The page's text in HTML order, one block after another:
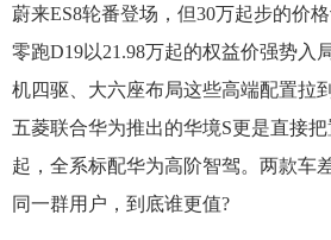
蔚来ES8轮番登场，但30万起步的价
零跑D19以21.98万起的权益价强势入
机四驱、大六座布局这些高端配置拉
五菱联合华为推出的华境S更是直接
起，全系标配华为高阶智驾。两款车
同一群用户，到底谁更值?